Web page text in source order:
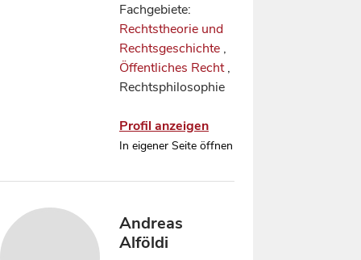
Fachgebiete:
Rechtstheorie und
Rechtsgeschichte ,
Öffentliches Recht,
Rechtsphilosophie
Profil anzeigen
In eigener Seite öffnen
Andreas
Alföldi